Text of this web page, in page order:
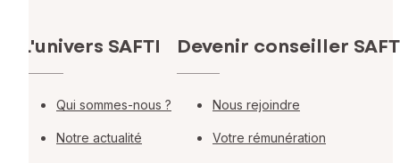
L'univers SAFTI
Qui sommes-nous ?
Notre actualité
Devenir conseiller
Nous rejoindre
Votre rémunération